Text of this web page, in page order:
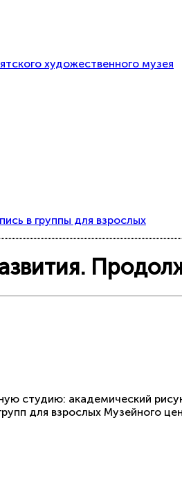
художественного музея
в группы для взрослых
студию: академический
для взрослых Музейного